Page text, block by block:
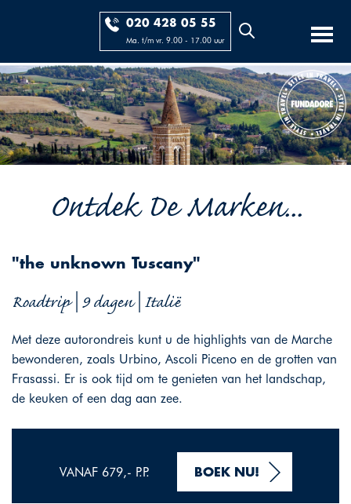
020 428 05 55
Ma. t/m vr. 9.00 - 17.00 uur
Ontdek De Marken...
"the unknown Tuscany"
Roadtrip | 9 dagen | Italië
Met deze autorondreis kunt u de highlights van de Marche
bewonderen, zoals Urbino, Ascoli Piceno en de grotten van
Frasassi. Er is ook tijd om te genieten van het landschap,
de keuken of een dag aan zee.
VANAF 679,- P.P. BOEK NU!